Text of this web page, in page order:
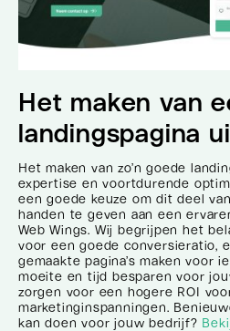
Het maken van
landingspagina
Het maken van zo’n goede
expertise en voortdurende
een goede keuze om dit deel
handen te geven aan een
Web Wings. Wij begrijpen het
voor een goede conversieratio,
gemaakte pagina’s maken voor
moeite en tijd besparen voor
zorgen voor een hogere ROI
marketinginspanningen.
kan doen voor jouw bedrijf?